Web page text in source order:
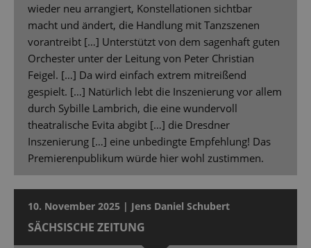
wieder neu arrangiert, Konstellationen sichtbar
macht und ändert, die Handlung mit Tanzszenen
vorantreibt […] Unterstützt von dem sagenhaft guten
Orchester unter der Leitung von Peter Christian
Feigel. […] Da wird einfach extrem mitreißend
gespielt. […] Natürlich lebt die Inszenierung vor allem
durch Sybille Lambrich, die eine wundervoll
theatralische Evita abgibt […] die Dresdner
Inszenierung […] eine unbedingte Empfehlung! Das
Premierenpublikum würde hier wohl zustimmen.
10. November 2025 | Jens Daniel Schubert
SÄCHSISCHE ZEITUNG